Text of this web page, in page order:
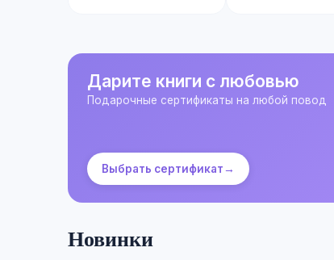
Дарите книги с любовью
Подарочные сертификаты на любой повод
Выбрать сертификат →
Новинки